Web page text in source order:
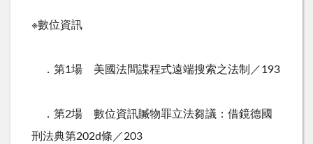
※數位資訊
．第1場 美國法間諜程式遠端搜索之法制／193
．第2場 數位資訊贓物罪立法芻議：借鏡德國
刑法典第202d條／203